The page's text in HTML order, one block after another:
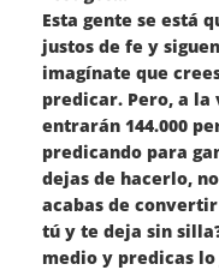
Esta gente se está
justos de fe y
imagínate que
predicar. Pero, a la
entrarán 144.000
predicando para
dejas de hacerlo,
acabas de
tú y te deja sin
medio y predicas